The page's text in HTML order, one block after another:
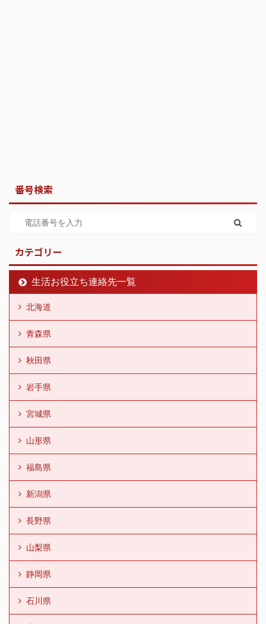
番号検索
カテゴリー
生活お役立ち連絡先一覧
北海道
青森県
秋田県
岩手県
宮城県
山形県
福島県
新潟県
長野県
山梨県
静岡県
石川県